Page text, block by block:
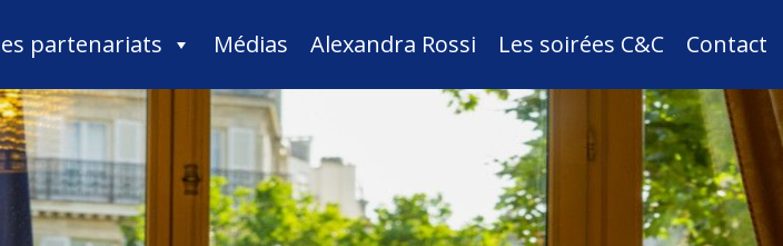
partenariats Médias Alexandra Rossi Les soirées C&C Contact